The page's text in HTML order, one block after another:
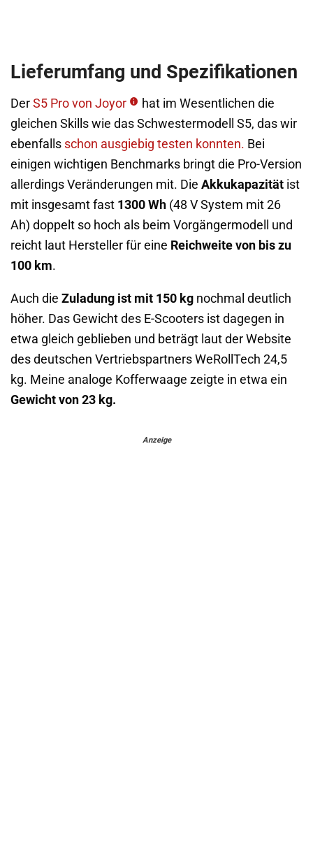
Lieferumfang und Spezifikationen
Der S5 Pro von Joyor
hat im Wesentlichen die
gleichen Skills wie das Schwestermodell S5, das wir
ebenfalls schon ausgiebig testen konnten. Bei
einigen wichtigen Benchmarks bringt die Pro-Version
allerdings Veränderungen mit. Die Akkukapazität ist
mit insgesamt fast 1300 Wh (48 V System mit 26
Ah) doppelt so hoch als beim Vorgängermodell und
reicht laut Hersteller für eine Reichweite von bis zu
100 km.
Auch die Zuladung ist mit 150 kg nochmal deutlich
höher. Das Gewicht des E-Scooters ist dagegen in
etwa gleich geblieben und beträgt laut der Website
des deutschen Vertriebspartners WeRollTech 24,5
kg. Meine analoge Kofferwaage zeigte in etwa ein
Gewicht von 23 kg.
Anzeige